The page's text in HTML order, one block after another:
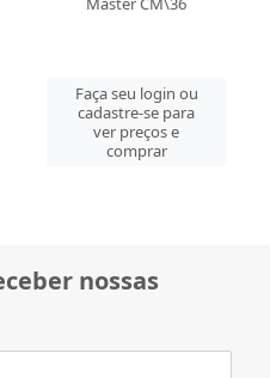
Faça seu login ou
cadastre-se para
ver preços e
comprar
nossas